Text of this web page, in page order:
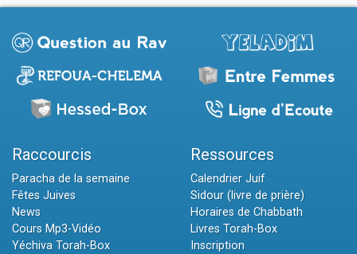
Raccourcis
Paracha de la semaine
Fêtes Juives
News
Cours Mp3-Vidéo
Yéchiva Torah-Box
Ressources
Calendrier Juif
Sidour (livre de prière)
Horaires de Chabbath
Livres Torah-Box
Inscription